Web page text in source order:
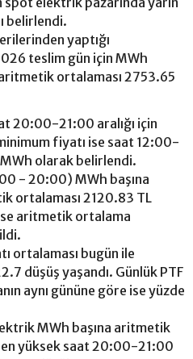
belirlendi.
yaptığı
teslim gün için MWh
ortalaması 2753.65
20:00-21:00 aralığı için
fiyatı ise saat 12:00-
olarak belirlendi.
- 20:00) MWh başına
ortalaması 2120.83 TL
aritmetik ortalama
ortalaması bugün ile
düşüş yaşandı. Günlük PTF
aynı gününe göre ise yüzde
MWh başına aritmetik
yüksek saat 20:00-21:00